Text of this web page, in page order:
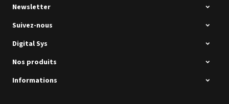
Intec Holographic Milkyway
Flaring Film
Newsletter
Suivez-nous
Digital Sys
Nos produits
Informations